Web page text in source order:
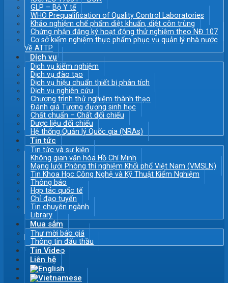
GLP – Bộ Y tế
WHO Prequalification of Quality Control Laboratories
Khảo nghiệm chế phẩm diệt khuẩn, diệt côn trùng
Chứng nhận đăng ký hoạt động thử nghiệm theo NĐ 107
Cơ sở kiểm nghiệm thực phẩm phục vụ quản lý nhà nước
về ATTP
Dịch vụ
Dịch vụ kiểm nghiệm
Dịch vụ đào tạo
Dịch vụ hiệu chuẩn thiết bị phân tích
Dịch vụ nghiên cứu
Chương trình thử nghiệm thành thạo
Đánh giá Tương đương sinh học
Chất chuẩn – Chất đối chiếu
Dược liệu đối chiếu
Hệ thống Quản lý Quốc gia (NRAs)
Tin tức
Tin tức và sự kiện
Không gian văn hóa Hồ Chí Minh
Mạng lưới Phòng thí nghiệm Khối phổ Việt Nam (VMSLN)
Tin Khoa Học Công Nghệ và Kỹ Thuật Kiểm Nghiệm
Thông báo
Hợp tác quốc tế
Chỉ đạo tuyến
Tin chuyên ngành
Library
Mua sắm
Thư mời báo giá
Thông tin đấu thầu
Tin Video
Liên hệ